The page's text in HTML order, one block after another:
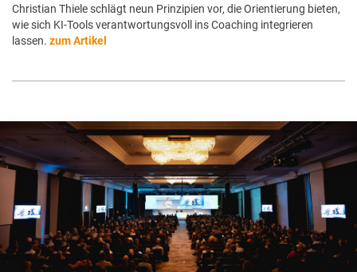
Christian Thiele schlägt neun Prinzipien vor, die Orientierung bieten,
wie sich KI-Tools verantwortungsvoll ins Coaching integrieren
lassen. zum Artikel